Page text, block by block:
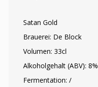
Satan Gold
Brauerei: De Block
Volumen: 33cl
Alkoholgehalt (ABV): 8%
Fermentation: /